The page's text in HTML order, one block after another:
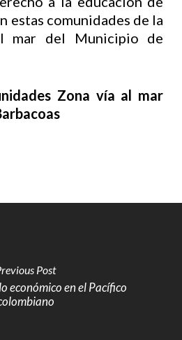
estas comunidades de la
mar del Municipio de
Zona vía al mar
Post
económico en el Pacífico